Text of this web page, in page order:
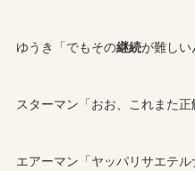
ゆうき「でもその継続が難しい
スターマン「おお、これまた正
エアーマン「ヤッパリサエテル